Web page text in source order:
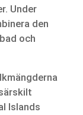
Under
den
och
Islands